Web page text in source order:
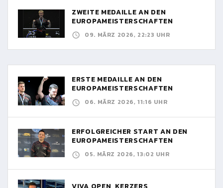
ZWEITE MEDAILLE AN DEN
EUROPAMEISTERSCHAFTEN
09. MÄRZ 2026, 22:23 UHR
ERSTE MEDAILLE AN DEN
EUROPAMEISTERSCHAFTEN
06. MÄRZ 2026, 11:16 UHR
ERFOLGREICHER START AN DEN
EUROPAMEISTERSCHAFTEN
05. MÄRZ 2026, 13:02 UHR